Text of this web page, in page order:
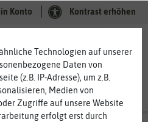
Konto Kontrast erhöhen
Technologien auf unserer
Daten von
(z.B. IP-Adresse), um z.B.
Medien von
Zugriffe auf unsere Website
erfolgt erst durch